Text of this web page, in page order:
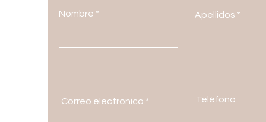
Nombre Apellidos
Correo electronico Teléfono